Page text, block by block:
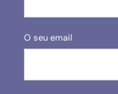
O seu email